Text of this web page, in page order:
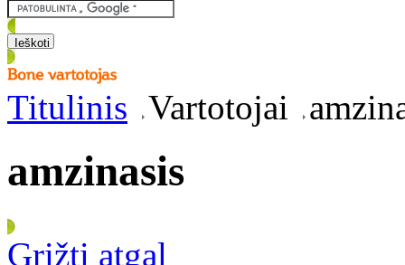
Titulinis Vartotojai
amzinasis
Grįžti atgal